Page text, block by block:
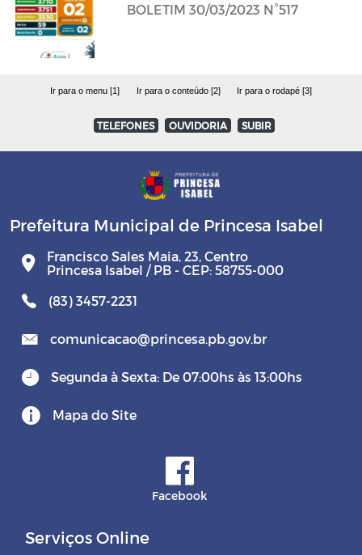
BOLETIM 30/03/2023 N°517
Ir para o menu [1] Ir para o conteúdo [2] Ir para o rodapé [3]
TELEFONES OUVIDORIA SUBIR
Prefeitura Municipal de Princesa Isabel
Francisco Sales Maia, 23, Centro
Princesa Isabel / PB - CEP: 58755-000
(83) 3457-2231
comunicacao@princesa.pb.gov.br
Segunda à Sexta: De 07:00hs às 13:00hs
Mapa do Site
Facebook
Serviços Online